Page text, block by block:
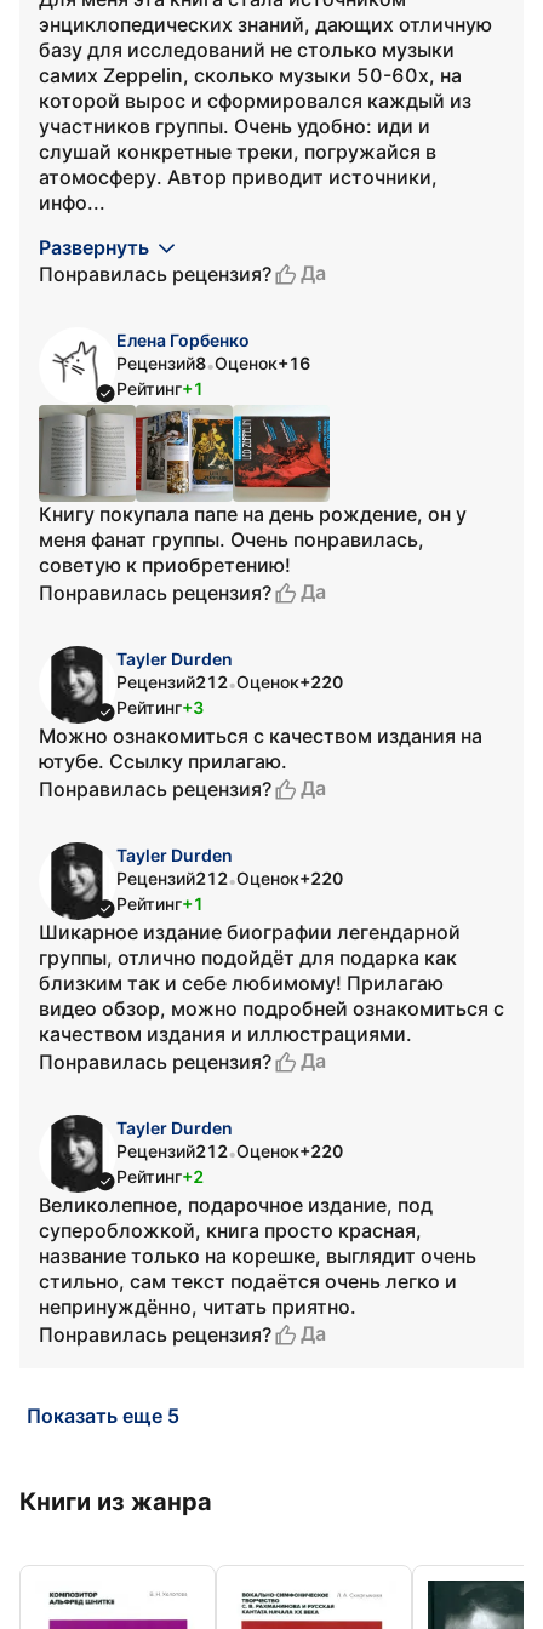
энциклопедических знаний, дающих отличную
базу для исследований не столько музыки
самих Zeppelin, сколько музыки 50-60х, на
которой вырос и сформировался каждый из
участников группы. Очень удобно: иди и
слушай конкретные треки, погружайся в
атомосферу. Автор приводит источники,
инфо...
Развернуть
Понравилась рецензия?
Да
Елена Горбенко
Рецензий8•Оценок+16
Рейтинг+1
Книгу покупала папе на день рождение, он у
меня фанат группы. Очень понравилась,
советую к приобретению!
Понравилась рецензия?
Да
Tayler Durden
Рецензий212•Оценок+220
Рейтинг+3
Можно ознакомиться с качеством издания на
ютубе. Ссылку прилагаю.
Понравилась рецензия?
Да
Tayler Durden
Рецензий212•Оценок+220
Рейтинг+1
Шикарное издание биографии легендарной
группы, отлично подойдёт для подарка как
близким так и себе любимому! Прилагаю
видео обзор, можно подробней ознакомиться с
качеством издания и иллюстрациями.
Понравилась рецензия?
Да
Tayler Durden
Рецензий212•Оценок+220
Рейтинг+2
Великолепное, подарочное издание, под
суперобложкой, книга просто красная,
название только на корешке, выглядит очень
стильно, сам текст подаётся очень легко и
непринуждённо, читать приятно.
Понравилась рецензия?
Да
Показать еще 5
Книги из жанра